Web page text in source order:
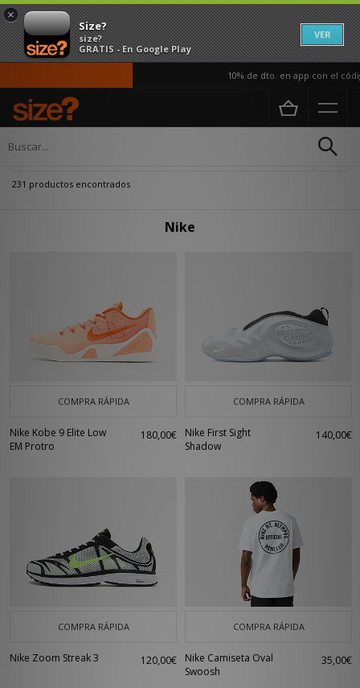
×
Size?
size?
GRATIS - En Google Play
VER
10% de dto. en app con el código
Página principal
231 productos encontrados
Nike
COMPRA RÁPIDA
Nike Kobe 9 Elite Low
EM Protro
180,00€
COMPRA RÁPIDA
Nike First Sight
Shadow
140,00€
COMPRA RÁPIDA
Nike Zoom Streak 3 120,00€
COMPRA RÁPIDA
Nike Camiseta Oval
Swoosh
35,00€